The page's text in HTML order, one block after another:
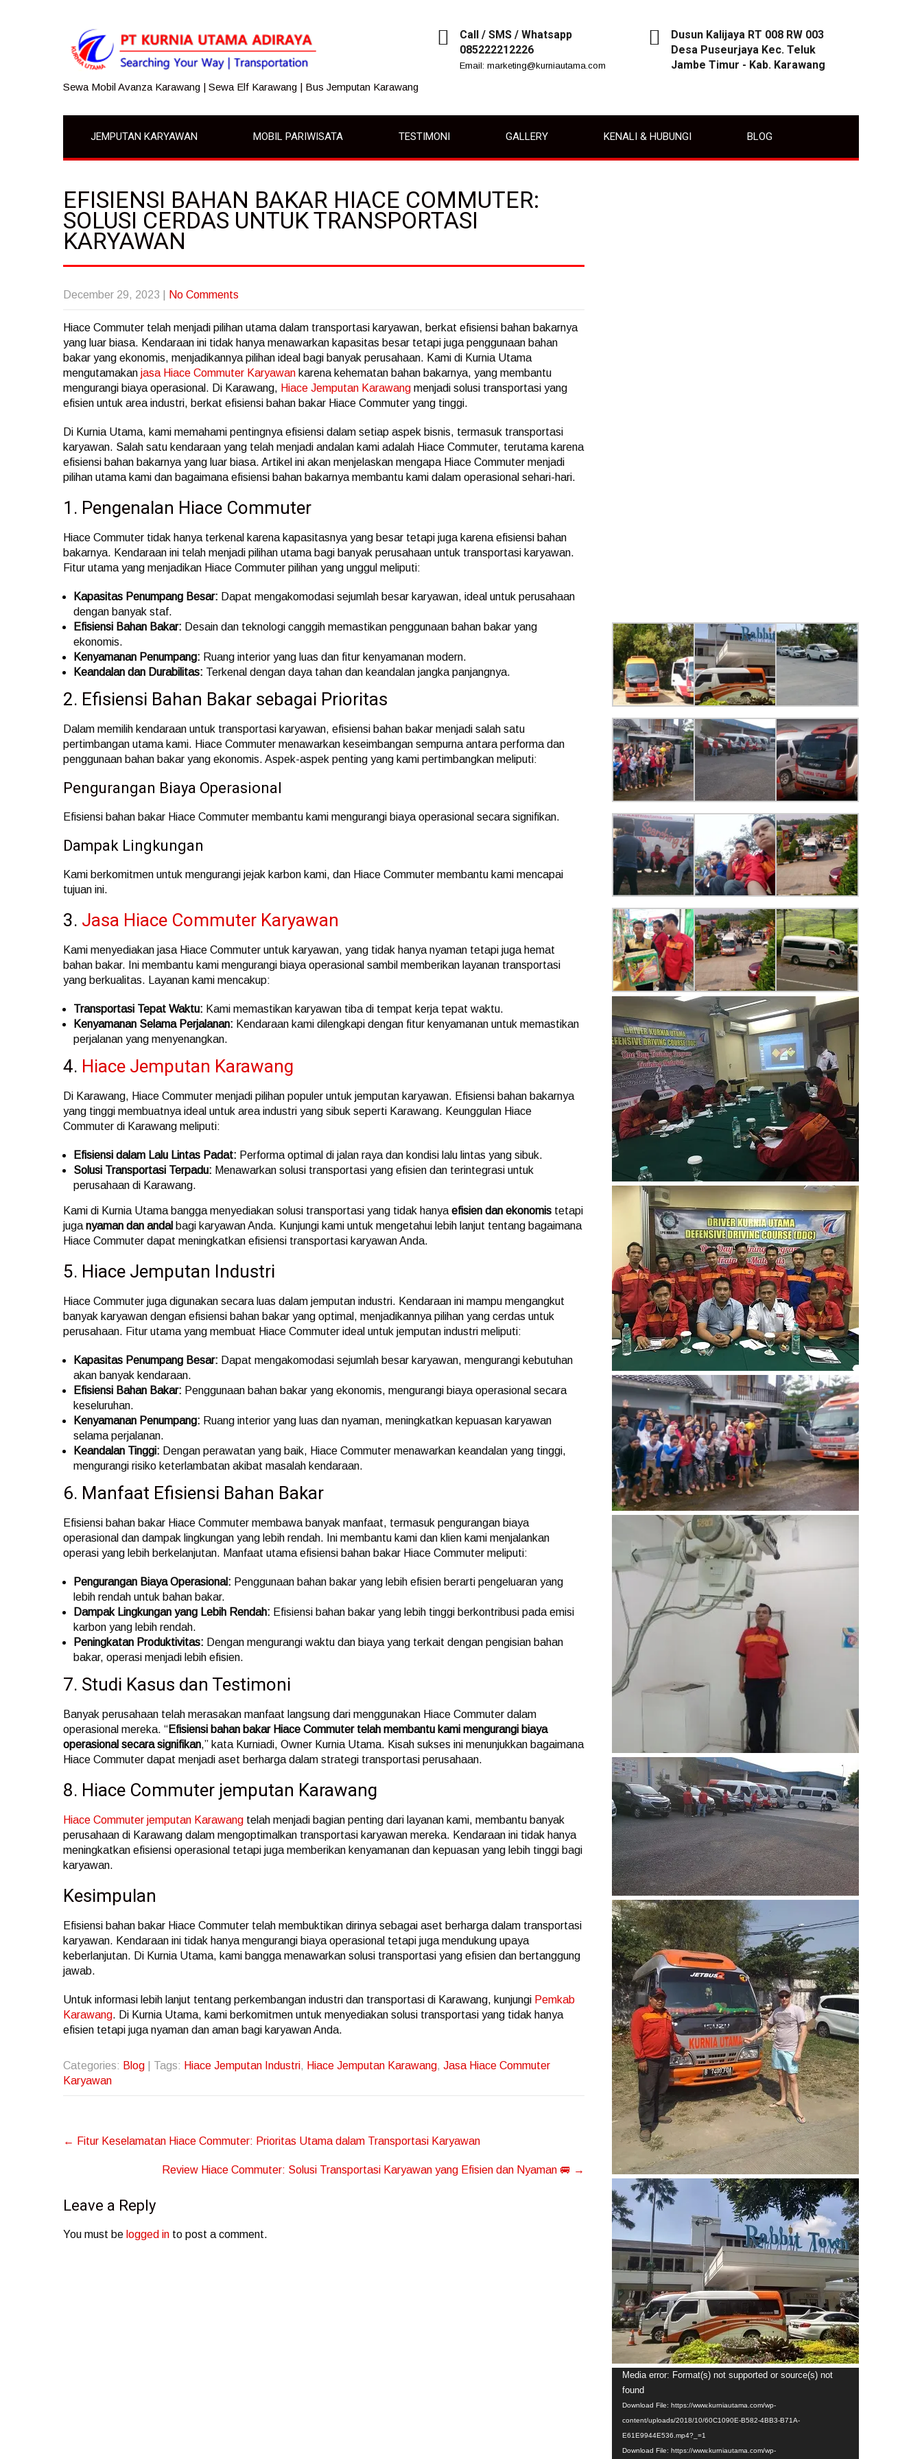
Sewa Mobil Avanza Karawang | Sewa Elf Karawang | Bus Jemputan Karawang
Call / SMS / Whatsapp
085222212226
Email: marketing@kurniautama.com
Dusun Kalijaya RT 008 RW 003
Desa Puseurjaya Kec. Teluk
Jambe Timur - Kab. Karawang
JEMPUTAN KARYAWAN MOBIL PARIWISATA TESTIMONI GALLERY KENALI & HUBUNGI BLOG
EFISIENSI BAHAN BAKAR HIACE COMMUTER:
SOLUSI CERDAS UNTUK TRANSPORTASI
KARYAWAN
December 29, 2023 No Comments
Hiace Commuter telah menjadi pilihan utama dalam transportasi karyawan, berkat efisiensi bahan bakarnya
yang luar biasa. Kendaraan ini tidak hanya menawarkan kapasitas besar tetapi juga penggunaan bahan
bakar yang ekonomis, menjadikannya pilihan ideal bagi banyak perusahaan. Kami di Kurnia Utama
mengutamakan jasa Hiace Commuter Karyawan karena kehematan bahan bakarnya, yang membantu
mengurangi biaya operasional. Di Karawang, Hiace Jemputan Karawang menjadi solusi transportasi yang
efisien untuk area industri, berkat efisiensi bahan bakar Hiace Commuter yang tinggi.
Di Kurnia Utama, kami memahami pentingnya efisiensi dalam setiap aspek bisnis, termasuk transportasi
karyawan. Salah satu kendaraan yang telah menjadi andalan kami adalah Hiace Commuter, terutama karena
efisiensi bahan bakarnya yang luar biasa. Artikel ini akan menjelaskan mengapa Hiace Commuter menjadi
pilihan utama kami dan bagaimana efisiensi bahan bakarnya membantu kami dalam operasional sehari-hari.
1. Pengenalan Hiace Commuter
Hiace Commuter tidak hanya terkenal karena kapasitasnya yang besar tetapi juga karena efisiensi bahan
bakarnya. Kendaraan ini telah menjadi pilihan utama bagi banyak perusahaan untuk transportasi karyawan.
Fitur utama yang menjadikan Hiace Commuter pilihan yang unggul meliputi:
Kapasitas Penumpang Besar: Dapat mengakomodasi sejumlah besar karyawan, ideal untuk perusahaan
dengan banyak staf.
Efisiensi Bahan Bakar: Desain dan teknologi canggih memastikan penggunaan bahan bakar yang
ekonomis.
Kenyamanan Penumpang: Ruang interior yang luas dan fitur kenyamanan modern.
Keandalan dan Durabilitas: Terkenal dengan daya tahan dan keandalan jangka panjangnya.
2. Efisiensi Bahan Bakar sebagai Prioritas
Dalam memilih kendaraan untuk transportasi karyawan, efisiensi bahan bakar menjadi salah satu
pertimbangan utama kami. Hiace Commuter menawarkan keseimbangan sempurna antara performa dan
penggunaan bahan bakar yang ekonomis. Aspek-aspek penting yang kami pertimbangkan meliputi:
Pengurangan Biaya Operasional
Efisiensi bahan bakar Hiace Commuter membantu kami mengurangi biaya operasional secara signifikan.
Dampak Lingkungan
Kami berkomitmen untuk mengurangi jejak karbon kami, dan Hiace Commuter membantu kami mencapai
tujuan ini.
3. Jasa Hiace Commuter Karyawan
Kami menyediakan jasa Hiace Commuter untuk karyawan, yang tidak hanya nyaman tetapi juga hemat
bahan bakar. Ini membantu kami mengurangi biaya operasional sambil memberikan layanan transportasi
yang berkualitas. Layanan kami mencakup:
Transportasi Tepat Waktu: Kami memastikan karyawan tiba di tempat kerja tepat waktu.
Kenyamanan Selama Perjalanan: Kendaraan kami dilengkapi dengan fitur kenyamanan untuk memastikan
perjalanan yang menyenangkan.
4. Hiace Jemputan Karawang
Di Karawang, Hiace Commuter menjadi pilihan populer untuk jemputan karyawan. Efisiensi bahan bakarnya
yang tinggi membuatnya ideal untuk area industri yang sibuk seperti Karawang. Keunggulan Hiace
Commuter di Karawang meliputi:
Efisiensi dalam Lalu Lintas Padat: Performa optimal di jalan raya dan kondisi lalu lintas yang sibuk.
Solusi Transportasi Terpadu: Menawarkan solusi transportasi yang efisien dan terintegrasi untuk
perusahaan di Karawang.
Kami di Kurnia Utama bangga menyediakan solusi transportasi yang tidak hanya efisien dan ekonomis tetapi
juga nyaman dan andal bagi karyawan Anda. Kunjungi kami untuk mengetahui lebih lanjut tentang bagaimana
Hiace Commuter dapat meningkatkan efisiensi transportasi karyawan Anda.
5. Hiace Jemputan Industri
Hiace Commuter juga digunakan secara luas dalam jemputan industri. Kendaraan ini mampu mengangkut
banyak karyawan dengan efisiensi bahan bakar yang optimal, menjadikannya pilihan yang cerdas untuk
perusahaan. Fitur utama yang membuat Hiace Commuter ideal untuk jemputan industri meliputi:
Kapasitas Penumpang Besar: Dapat mengakomodasi sejumlah besar karyawan, mengurangi kebutuhan
akan banyak kendaraan.
Efisiensi Bahan Bakar: Penggunaan bahan bakar yang ekonomis, mengurangi biaya operasional secara
keseluruhan.
Kenyamanan Penumpang: Ruang interior yang luas dan nyaman, meningkatkan kepuasan karyawan
selama perjalanan.
Keandalan Tinggi: Dengan perawatan yang baik, Hiace Commuter menawarkan keandalan yang tinggi,
mengurangi risiko keterlambatan akibat masalah kendaraan.
6. Manfaat Efisiensi Bahan Bakar
Efisiensi bahan bakar Hiace Commuter membawa banyak manfaat, termasuk pengurangan biaya
operasional dan dampak lingkungan yang lebih rendah. Ini membantu kami dan klien kami menjalankan
operasi yang lebih berkelanjutan. Manfaat utama efisiensi bahan bakar Hiace Commuter meliputi:
Pengurangan Biaya Operasional: Penggunaan bahan bakar yang lebih efisien berarti pengeluaran yang
lebih rendah untuk bahan bakar.
Dampak Lingkungan yang Lebih Rendah: Efisiensi bahan bakar yang lebih tinggi berkontribusi pada emisi
karbon yang lebih rendah.
Peningkatan Produktivitas: Dengan mengurangi waktu dan biaya yang terkait dengan pengisian bahan
bakar, operasi menjadi lebih efisien.
7. Studi Kasus dan Testimoni
Banyak perusahaan telah merasakan manfaat langsung dari menggunakan Hiace Commuter dalam
operasional mereka. “Efisiensi bahan bakar Hiace Commuter telah membantu kami mengurangi biaya
operasional secara signifikan,” kata Kurniadi, Owner Kurnia Utama. Kisah sukses ini menunjukkan bagaimana
Hiace Commuter dapat menjadi aset berharga dalam strategi transportasi perusahaan.
8. Hiace Commuter jemputan Karawang
Hiace Commuter jemputan Karawang telah menjadi bagian penting dari layanan kami, membantu banyak
perusahaan di Karawang dalam mengoptimalkan transportasi karyawan mereka. Kendaraan ini tidak hanya
meningkatkan efisiensi operasional tetapi juga memberikan kenyamanan dan kepuasan yang lebih tinggi bagi
karyawan.
Kesimpulan
Efisiensi bahan bakar Hiace Commuter telah membuktikan dirinya sebagai aset berharga dalam transportasi
karyawan. Kendaraan ini tidak hanya mengurangi biaya operasional tetapi juga mendukung upaya
keberlanjutan. Di Kurnia Utama, kami bangga menawarkan solusi transportasi yang efisien dan bertanggung
jawab.
Untuk informasi lebih lanjut tentang perkembangan industri dan transportasi di Karawang, kunjungi Pemkab
Karawang. Di Kurnia Utama, kami berkomitmen untuk menyediakan solusi transportasi yang tidak hanya
efisien tetapi juga nyaman dan aman bagi karyawan Anda.
Categories: Blog | Tags: Hiace Jemputan Industri, Hiace Jemputan Karawang, Jasa Hiace Commuter
Karyawan
Post
navigation
← Fitur Keselamatan Hiace Commuter: Prioritas Utama dalam Transportasi Karyawan
Review Hiace Commuter: Solusi Transportasi Karyawan yang Efisien dan Nyaman 🚐 →
Leave a Reply
You must be logged in to post a comment.
Video
Player
Media error: Format(s) not supported or source(s) not
found
Download File: https://www.kurniautama.com/wp-
content/uploads/2018/10/60C1090E-B582-4BB3-B71A-
E61E9944E536.mp4?_=1
Download File: https://www.kurniautama.com/wp-